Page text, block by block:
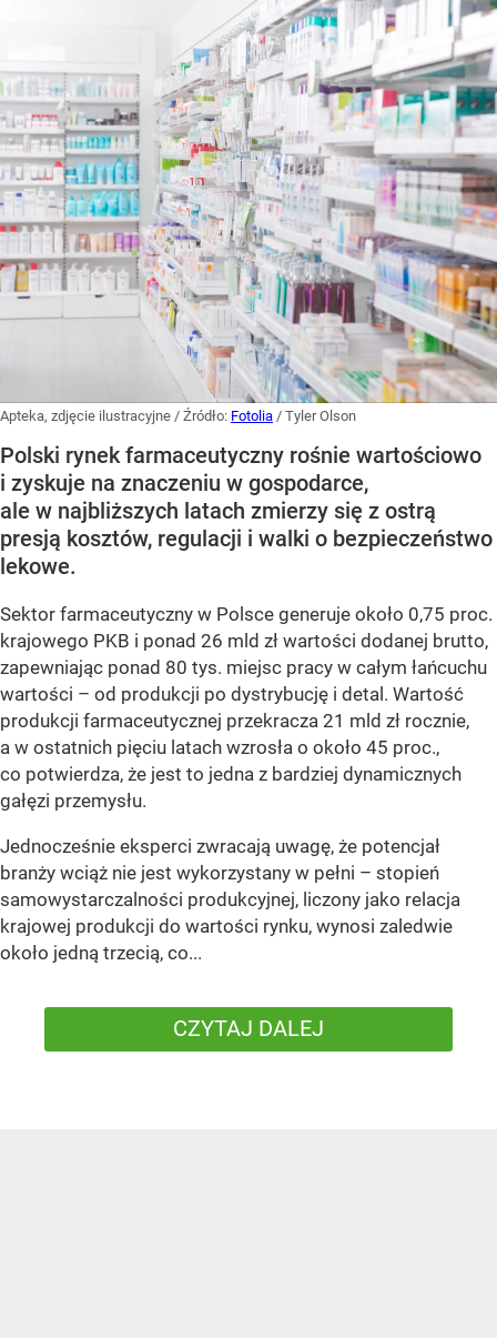
Apteka, zdjęcie ilustracyjne / Źródło: Fotolia / Tyler Olson
Polski rynek farmaceutyczny rośnie wartościowo
i zyskuje na znaczeniu w gospodarce,
ale w najbliższych latach zmierzy się z ostrą
presją kosztów, regulacji i walki o bezpieczeństwo
lekowe.
Sektor farmaceutyczny w Polsce generuje około 0,75 proc.
krajowego PKB i ponad 26 mld zł wartości dodanej brutto,
zapewniając ponad 80 tys. miejsc pracy w całym łańcuchu
wartości – od produkcji po dystrybucję i detal. Wartość
produkcji farmaceutycznej przekracza 21 mld zł rocznie,
a w ostatnich pięciu latach wzrosła o około 45 proc.,
co potwierdza, że jest to jedna z bardziej dynamicznych
gałęzi przemysłu.
Jednocześnie eksperci zwracają uwagę, że potencjał
branży wciąż nie jest wykorzystany w pełni – stopień
samowystarczalności produkcyjnej, liczony jako relacja
krajowej produkcji do wartości rynku, wynosi zaledwie
około jedną trzecią, co...
CZYTAJ DALEJ